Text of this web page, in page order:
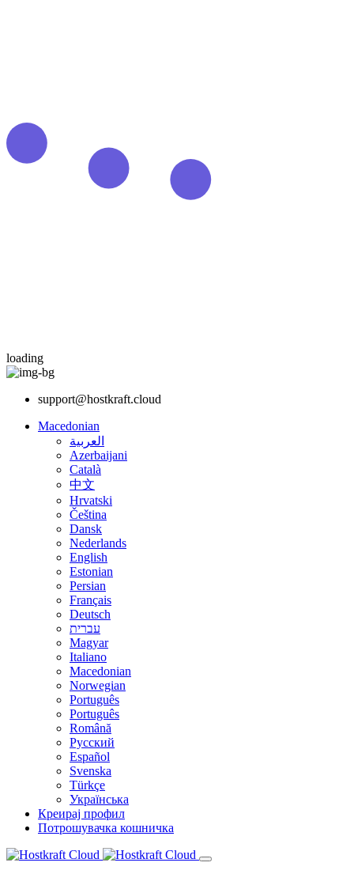
loading
support@hostkraft.cloud
Macedonian
العربية
Azerbaijani
Català
中文
Hrvatski
Čeština
Dansk
Nederlands
English
Estonian
Persian
Français
Deutsch
עברית
Magyar
Italiano
Macedonian
Norwegian
Português
Português
Română
Русский
Español
Svenska
Türkçe
Українська
Креирај профил
Потрошувачка кошничка